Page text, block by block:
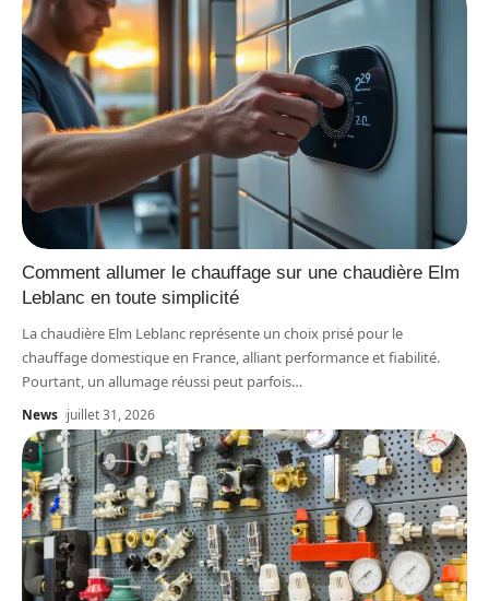
Comment allumer le chauffage sur une chaudière Elm
Leblanc en toute simplicité
La chaudière Elm Leblanc représente un choix prisé pour le
chauffage domestique en France, alliant performance et fiabilité.
Pourtant, un allumage réussi peut parfois…
News juillet 31, 2026